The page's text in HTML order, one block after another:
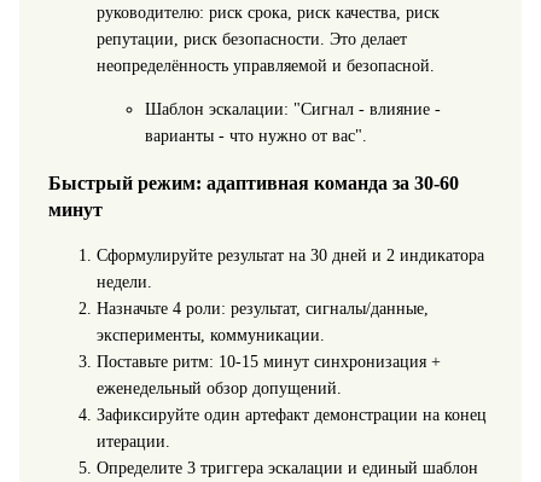
руководителю: риск срока, риск качества, риск
репутации, риск безопасности. Это делает
неопределённость управляемой и безопасной.
Шаблон эскалации: "Сигнал - влияние -
варианты - что нужно от вас".
Быстрый режим: адаптивная команда за 30-60
минут
Сформулируйте результат на 30 дней и 2 индикатора
недели.
Назначьте 4 роли: результат, сигналы/данные,
эксперименты, коммуникации.
Поставьте ритм: 10-15 минут синхронизация +
еженедельный обзор допущений.
Зафиксируйте один артефакт демонстрации на конец
итерации.
Определите 3 триггера эскалации и единый шаблон